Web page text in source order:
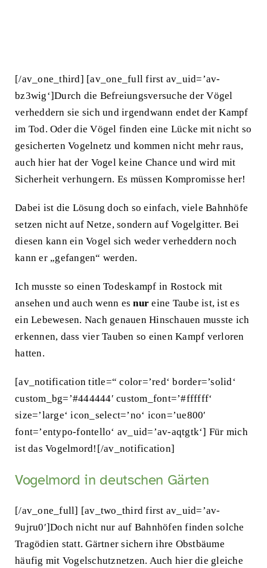
[/av_one_third] [av_one_full first av_uid=’av-
bz3wig‘]Durch die Befreiungsversuche der Vögel
verheddern sie sich und irgendwann endet der Kampf
im Tod. Oder die Vögel finden eine Lücke mit nicht so
gesicherten Vogelnetz und kommen nicht mehr raus,
auch hier hat der Vogel keine Chance und wird mit
Sicherheit verhungern. Es müssen Kompromisse her!
Dabei ist die Lösung doch so einfach, viele Bahnhöfe
setzen nicht auf Netze, sondern auf Vogelgitter. Bei
diesen kann ein Vogel sich weder verheddern noch
kann er „gefangen“ werden.
Ich musste so einen Todeskampf in Rostock mit
ansehen und auch wenn esnur eine Taube ist, ist es
ein Lebewesen. Nach genauen Hinschauen musste ich
erkennen, dass vier Tauben so einen Kampf verloren
hatten.
[av_notification title=“ color=’red‘ border=’solid‘
custom_bg=’#444444′ custom_font=’#ffffff‘
size=’large‘ icon_select=’no‘ icon=’ue800′
font=’entypo-fontello‘ av_uid=’av-aqtgtk‘] Für mich
ist das Vogelmord![/av_notification]
Vogelmord in deutschen Gärten
[/av_one_full] [av_two_third first av_uid=’av-
9ujru0′]Doch nicht nur auf Bahnhöfen finden solche
Tragödien statt. Gärtner sichern ihre Obstbäume
häufig mit Vogelschutznetzen. Auch hier die gleiche